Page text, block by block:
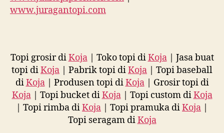
www.juragantopi.com
Topi grosir diKoja| Toko topi diKoja| Jasa buat
topi diKoja | Pabrik topi diKoja | Topi baseball
diKoja| Produsen topi diKoja| Grosir topi di
Koja| Topi bucket diKoja| Topi custom diKoja
| Topi rimba diKoja | Topi pramuka diKoja |
Topi seragam diKoja